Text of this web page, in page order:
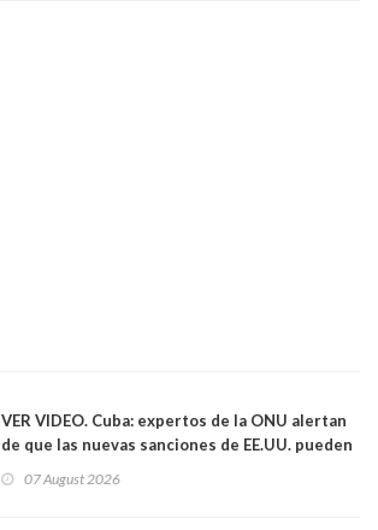
VER VIDEO. Cuba: expertos de la ONU alertan
de que las nuevas sanciones de EE.UU. pueden
07 August 2026